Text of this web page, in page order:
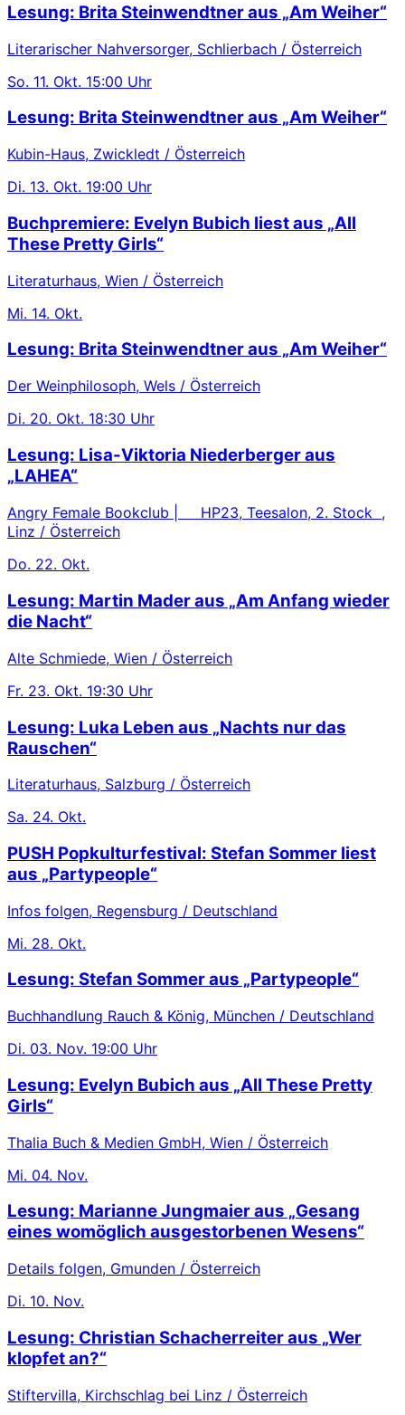
Lesung: Brita Steinwendtner aus „Am Weiher“
Literarischer Nahversorger, Schlierbach / Österreich
So. 11. Okt. 15:00 Uhr
Lesung: Brita Steinwendtner aus „Am Weiher“
Kubin-Haus, Zwickledt / Österreich
Di. 13. Okt. 19:00 Uhr
Buchpremiere: Evelyn Bubich liest aus „All
These Pretty Girls“
Literaturhaus, Wien / Österreich
Mi. 14. Okt.
Lesung: Brita Steinwendtner aus „Am Weiher“
Der Weinphilosoph, Wels / Österreich
Di. 20. Okt. 18:30 Uhr
Lesung: Lisa-Viktoria Niederberger aus
„LAHEA“
Angry Female Bookclub | HP23, Teesalon, 2. Stock ,
Linz / Österreich
Do. 22. Okt.
Lesung: Martin Mader aus „Am Anfang wieder
die Nacht“
Alte Schmiede, Wien / Österreich
Fr. 23. Okt. 19:30 Uhr
Lesung: Luka Leben aus „Nachts nur das
Rauschen“
Literaturhaus, Salzburg / Österreich
Sa. 24. Okt.
PUSH Popkulturfestival: Stefan Sommer liest
aus „Partypeople“
Infos folgen, Regensburg / Deutschland
Mi. 28. Okt.
Lesung: Stefan Sommer aus „Partypeople“
Buchhandlung Rauch & König, München / Deutschland
Di. 03. Nov. 19:00 Uhr
Lesung: Evelyn Bubich aus „All These Pretty
Girls“
Thalia Buch & Medien GmbH, Wien / Österreich
Mi. 04. Nov.
Lesung: Marianne Jungmaier aus „Gesang
eines womöglich ausgestorbenen Wesens“
Details folgen, Gmunden / Österreich
Di. 10. Nov.
Lesung: Christian Schacherreiter aus „Wer
klopfet an?“
Stiftervilla, Kirchschlag bei Linz / Österreich